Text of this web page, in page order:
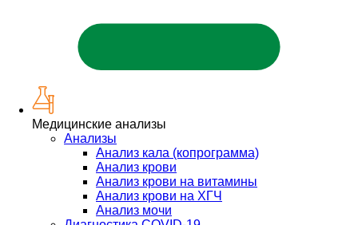
Медицинские анализы
Анализы
Анализ кала (копрограмма)
Анализ крови
Анализ крови на витамины
Анализ крови на ХГЧ
Анализ мочи